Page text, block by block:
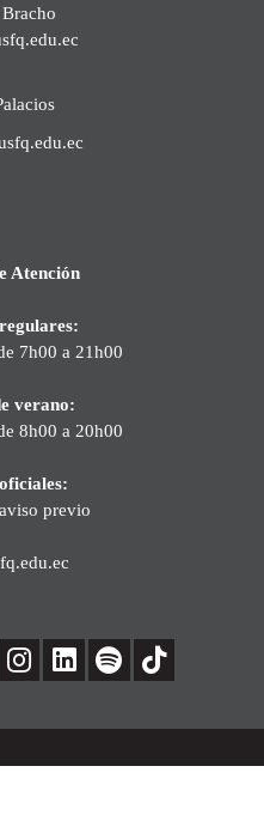
Atención
7h00 a 21h00
verano:
8h00 a 20h00
previo